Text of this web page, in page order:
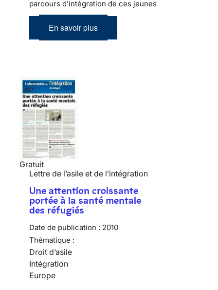
parcours d’intégration de ces jeunes
En savoir plus
Gratuit
Lettre de l’asile et de l’intégration
Une attention croissante
portée à la santé mentale
des réfugiés
Date de publication : 2010
Thématique :
Droit d’asile
Intégration
Europe